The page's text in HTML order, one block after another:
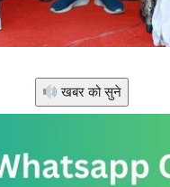
खबर को सुने